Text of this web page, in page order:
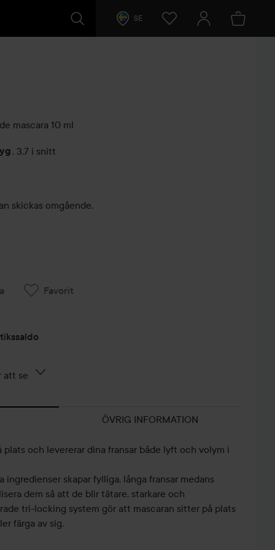
SE
mascara 10 ml
, 3.7 i snitt
skickas omgående.
Favorit
att se
ÖVRIG INFORMATION
plats och levererar dina fransar både lyft och volym i
ingredienser skapar fylliga, långa fransar medans
dem så att de blir tätare, starkare och
tri-locking system gör att mascaran sitter på plats
färga av sig.